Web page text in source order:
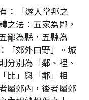
：「遂人掌邦之
之法：五家為鄰，
鄙為縣，五縣為
「郊外曰野」。城
分別為「鄰、裡、
比」與「鄰」相
屬郊內，後者屬郊